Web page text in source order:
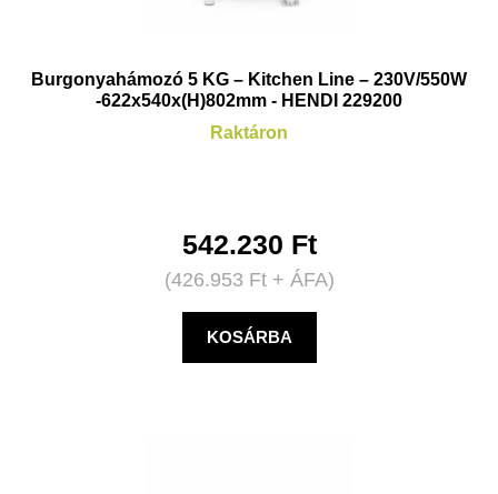
Burgonyahámozó 5 KG – Kitchen Line – 230V/550W
-622x540x(H)802mm - HENDI 229200
Raktáron
542.230 Ft
(426.953 Ft+ ÁFA)
KOSÁRBA